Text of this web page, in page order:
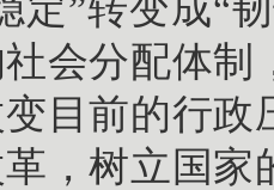
定”转变成“
会分配体制
目前的行
，树立国